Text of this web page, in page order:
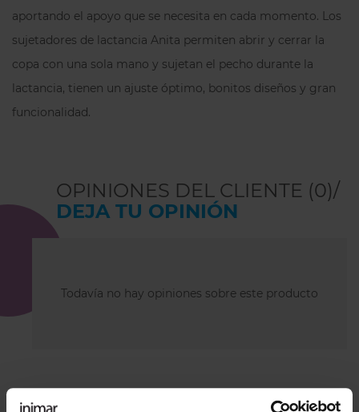
aportando el apoyo que se necesita en cada momento. Los
sujetadores de lactancia Anita permiten abrir y cerrar la
copa con una sola mano y sujetan el pecho durante la
lactancia, tienen un ajuste óptimo, bonitos diseños y gran
funcionalidad.
OPINIONES DEL CLIENTE (0)/
DEJA TU OPINIÓN
Todavía no hay opiniones sobre este producto